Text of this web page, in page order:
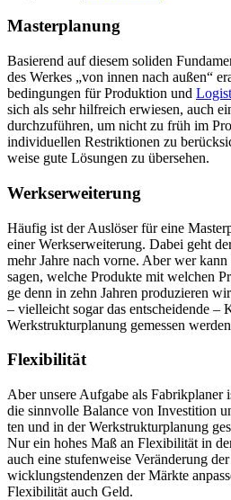
Masterplanung
Basie­rend auf die­sem soli­den
des Wer­kes „von innen nach außen“
be­din­gun­gen für Pro­duk­ti­on und
sich als sehr hilf­reich erwie­sen, auch
durch­zu­füh­ren, um nicht zu früh im
indi­vi­du­el­len Restrik­tio­nen zu
wei­se gute Lösun­gen zu übersehen.
Werkserweiterung
Häu­fig ist der Aus­lö­ser für eine
einer Werks­er­wei­te­rung. Dabei geht
mehr Jah­re nach vor­ne. Aber wer
sagen, wel­che Pro­duk­te mit wel­chen
ge denn in zehn Jah­ren pro­du­zie­ren
– viel­leicht sogar das ent­schei­den­de –
Werk­struk­tur­pla­nung gemes­sen
Flexibilität
Aber unse­re Auf­ga­be als Fabrik­pla­ner
die sinn­vol­le Balan­ce von Inves­ti­ti­on
ten und in der Werk­struk­tur­pla­nung
Nur ein hohes Maß an Fle­xi­bi­li­tät in
auch eine stu­fen­wei­se Ver­än­de­rung
wick­lungs­ten­den­zen der Märk­te
Fle­xi­bi­li­tät auch Geld.